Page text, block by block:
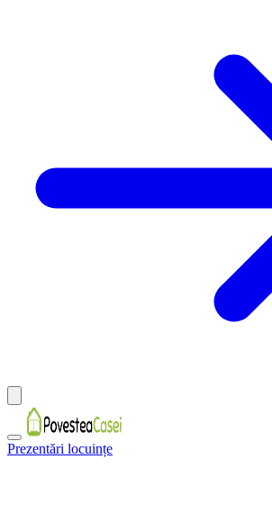
Prezentări locuințe